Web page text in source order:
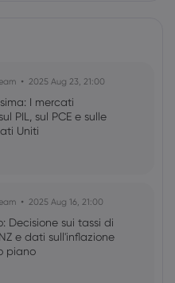
2025 Aug 23, 21:00
I mercati
PIL, sul PCE e sulle
Uniti
2025 Aug 16, 21:00
Decisione sui tassi di
e dati sull'inflazione
piano